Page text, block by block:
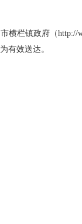
横栏镇政府（http://
有效送达。